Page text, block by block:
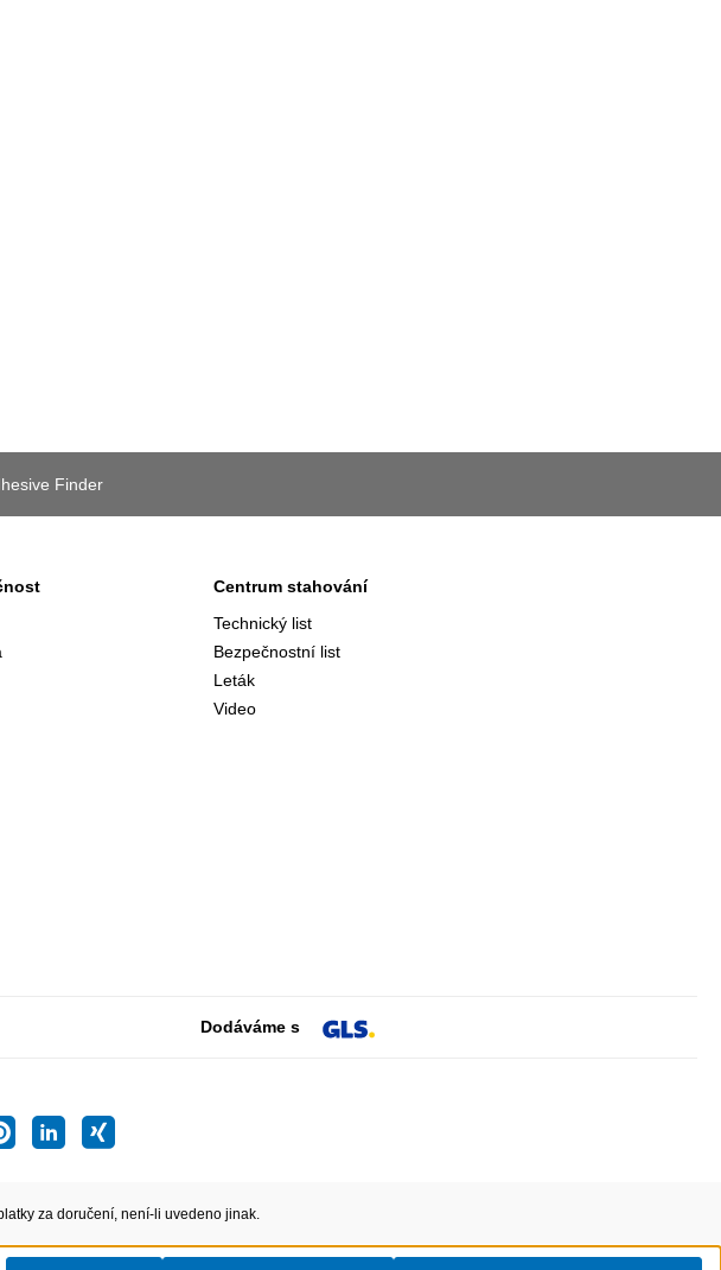
Finder
Centrum stahování
Technický list
Bezpečnostní list
Leták
Video
Dodáváme s
za doručení, není-li uvedeno jinak.